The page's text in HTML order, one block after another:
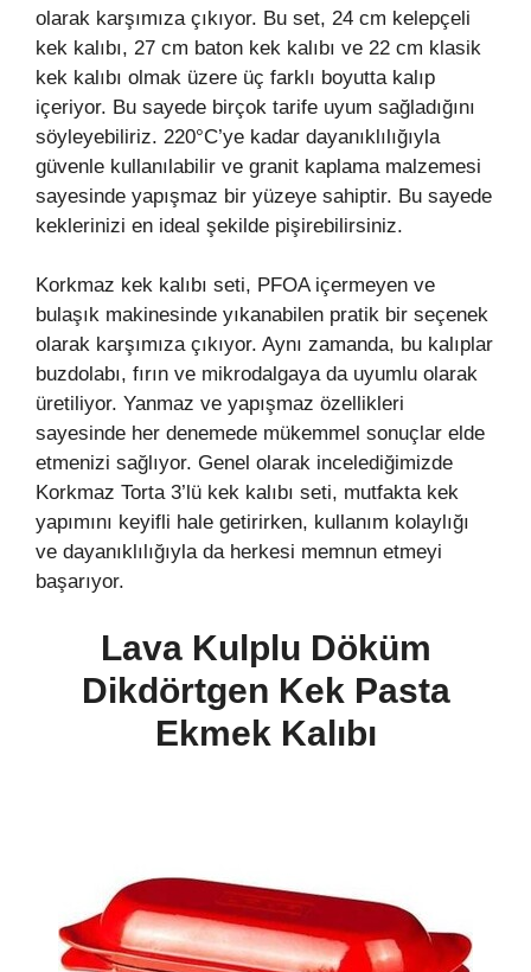
olarak karşımıza çıkıyor. Bu set, 24 cm kelepçeli
kek kalıbı, 27 cm baton kek kalıbı ve 22 cm klasik
kek kalıbı olmak üzere üç farklı boyutta kalıp
içeriyor. Bu sayede birçok tarife uyum sağladığını
söyleyebiliriz. 220°C’ye kadar dayanıklılığıyla
güvenle kullanılabilir ve granit kaplama malzemesi
sayesinde yapışmaz bir yüzeye sahiptir. Bu sayede
keklerinizi en ideal şekilde pişirebilirsiniz.
Korkmaz kek kalıbı seti, PFOA içermeyen ve
bulaşık makinesinde yıkanabilen pratik bir seçenek
olarak karşımıza çıkıyor. Aynı zamanda, bu kalıplar
buzdolabı, fırın ve mikrodalgaya da uyumlu olarak
üretiliyor. Yanmaz ve yapışmaz özellikleri
sayesinde her denemede mükemmel sonuçlar elde
etmenizi sağlıyor. Genel olarak incelediğimizde
Korkmaz Torta 3’lü kek kalıbı seti, mutfakta kek
yapımını keyifli hale getirirken, kullanım kolaylığı
ve dayanıklılığıyla da herkesi memnun etmeyi
başarıyor.
Lava Kulplu Döküm
Dikdörtgen Kek Pasta
Ekmek Kalıbı